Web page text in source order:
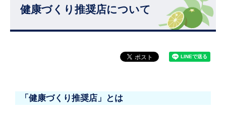
健康づくり推奨店について
「健康づくり推奨店」とは